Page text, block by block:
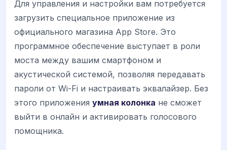
Для управления и настройки вам потребуется
загрузить специальное приложение из
официального магазина App Store. Это
программное обеспечение выступает в роли
моста между вашим смартфоном и
акустической системой, позволяя передавать
пароли от Wi-Fi и настраивать эквалайзер. Без
этого приложения умная колонка не сможет
выйти в онлайн и активировать голосового
помощника.